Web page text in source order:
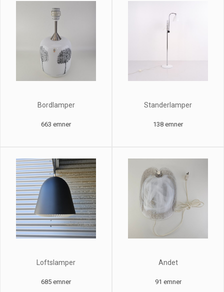
Bordlamper
663 emner
Standerlamper
138 emner
Loftslamper
685 emner
Andet
91 emner